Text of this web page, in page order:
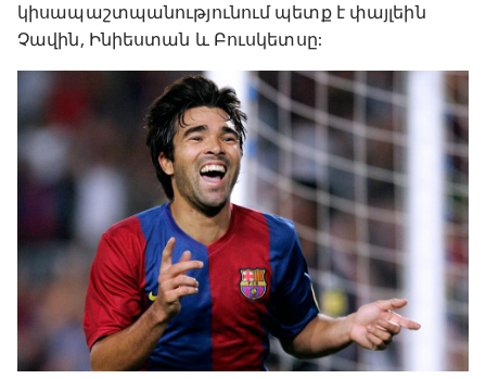
կիսապաշտպանությունում պետք է փայլեին
Չավին, Ինիեստան և Բուսկետսը: